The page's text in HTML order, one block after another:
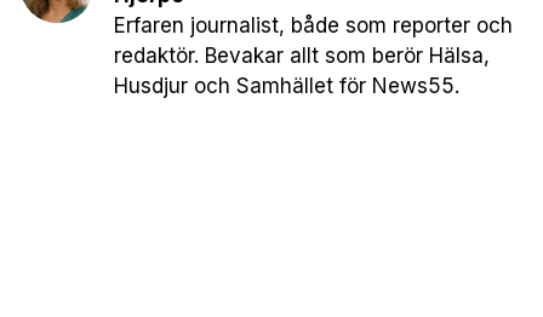
Erfaren journalist, både som reporter och
redaktör. Bevakar allt som berör Hälsa,
Husdjur och Samhället för News55.